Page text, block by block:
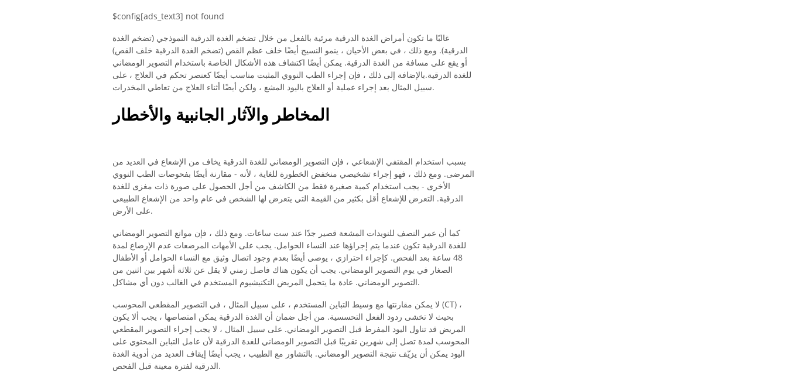
$config[ads_text3] not found
غالبًا ما تكون أمراض الغدة الدرقية مرئية بالفعل من خلال تضخم الغدة الدرقية النموذجي (تضخم الغدة
الدرقية). ومع ذلك ، في بعض الأحيان ، ينمو النسيج أيضًا خلف عظم القص (تضخم الغدة الدرقية خلف القص)
أو يقع على مسافة من الغدة الدرقية. يمكن أيضًا اكتشاف هذه الأشكال الخاصة باستخدام التصوير الومضاني
للغدة الدرقية.بالإضافة إلى ذلك ، فإن إجراء الطب النووي المثبت مناسب أيضًا كعنصر تحكم في العلاج ، على
سبيل المثال بعد إجراء عملية أو العلاج باليود المشع ، ولكن أيضًا أثناء العلاج من تعاطي المخدرات.
المخاطر والآثار الجانبية والأخطار
بسبب استخدام المقتفي الإشعاعي ، فإن التصوير الومضاني للغدة الدرقية يخاف من الإشعاع في العديد من
المرضى. ومع ذلك ، فهو إجراء تشخيصي منخفض الخطورة للغاية ، لأنه - مقارنة أيضًا بفحوصات الطب النووي
الأخرى - يجب استخدام كمية صغيرة فقط من الكاشف من أجل الحصول على صورة ذات مغزى للغدة
الدرقية. التعرض للإشعاع أقل بكثير من القيمة التي يتعرض لها الشخص في عام واحد من الإشعاع الطبيعي
على الأرض.
كما أن عمر النصف للنويدات المشعة قصير جدًا عند ست ساعات. ومع ذلك ، فإن موانع التصوير الومضاني
للغدة الدرقية تكون عندما يتم إجراؤها عند النساء الحوامل. يجب على الأمهات المرضعات عدم الإرضاع لمدة
48 ساعة بعد الفحص. كإجراء احترازي ، يوصى أيضًا بعدم وجود اتصال وثيق مع النساء الحوامل أو الأطفال
الصغار في يوم التصوير الومضاني. يجب أن يكون هناك فاصل زمني لا يقل عن ثلاثة أشهر بين اثنين من
التصوير الومضاني. عادة ما يتحمل المريض التكنيشيوم المستخدم في الغالب دون أي مشاكل.
لا يمكن مقارنتها مع وسيط التباين المستخدم ، على سبيل المثال ، في التصوير المقطعي المحوسب (CT) ،
بحيث لا تخشى ردود الفعل التحسسية. من أجل ضمان أن الغدة الدرقية يمكن امتصاصها ، يجب ألا يكون
المريض قد تناول اليود المفرط قبل التصوير الومضاني. على سبيل المثال ، لا يجب إجراء التصوير المقطعي
المحوسب لمدة تصل إلى شهرين تقريبًا قبل التصوير الومضاني للغدة الدرقية لأن عامل التباين المحتوي على
اليود يمكن أن يزيّف نتيجة التصوير الومضاني. بالتشاور مع الطبيب ، يجب أيضًا إيقاف العديد من أدوية الغدة
الدرقية لفترة معينة قبل الفحص.